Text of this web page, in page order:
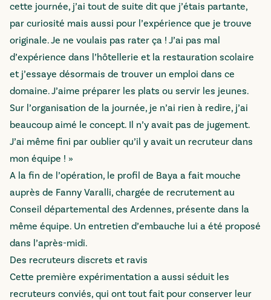
cette journée, j’ai tout de suite dit que j’étais partante,
par curiosité mais aussi pour l’expérience que je trouve
originale. Je ne voulais pas rater ça ! J’ai pas mal
d’expérience dans l’hôtellerie et la restauration scolaire
et j’essaye désormais de trouver un emploi dans ce
domaine. J’aime préparer les plats ou servir les jeunes.
Sur l’organisation de la journée, je n’ai rien à redire, j’ai
beaucoup aimé le concept. Il n’y avait pas de jugement.
J’ai même fini par oublier qu’il y avait un recruteur dans
mon équipe ! »
A la fin de l’opération, le profil de Baya a fait mouche
auprès de Fanny Varalli, chargée de recrutement au
Conseil départemental des Ardennes, présente dans la
même équipe. Un entretien d’embauche lui a été proposé
dans l’après-midi.
Des recruteurs discrets et ravis
Cette première expérimentation a aussi séduit les
recruteurs conviés, qui ont tout fait pour conserver leur